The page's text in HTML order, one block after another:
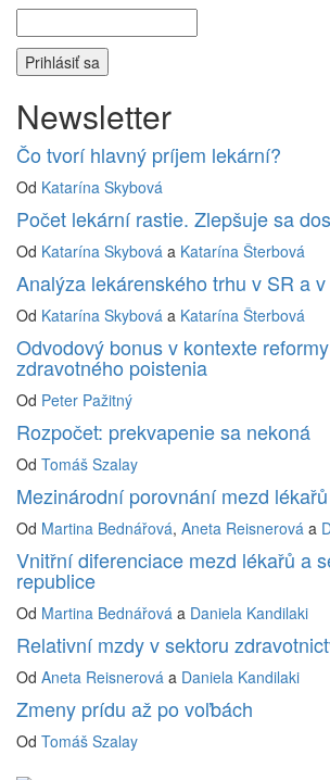
Newsletter
Čo tvorí hlavný príjem lekární?
Od Katarína Skybová
Počet lekární rastie. Zlepšuje sa
Od Katarína Skybová a Katarína Šterbová
Analýza lekárenského trhu v SR a
Od Katarína Skybová a Katarína Šterbová
Odvodový bonus v kontexte
zdravotného poistenia
Od Peter Pažitný
Rozpočet: prekvapenie sa nekoná
Od Tomáš Szalay
Mezinárodní porovnání mezd
Od Martina Bednářová, Aneta Reisnerová a
Vnitřní diferenciace mezd lékařů a
republice
Od Martina Bednářová a Daniela Kandilaki
Relativní mzdy v sektoru
Od Aneta Reisnerová a Daniela Kandilaki
Zmeny prídu až po voľbách
Od Tomáš Szalay